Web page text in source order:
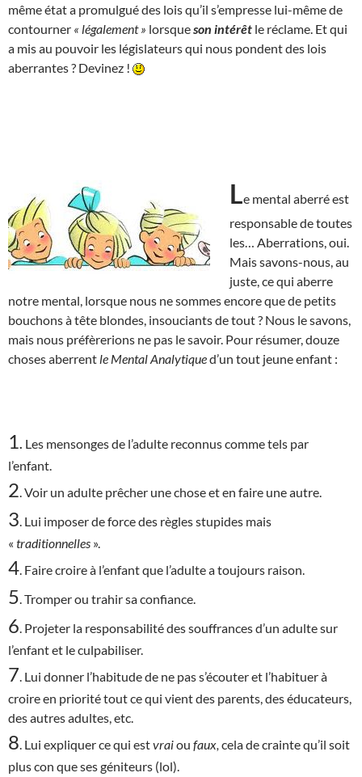
même état a promulgué des lois qu’il s’empresse lui-même de
contourner « légalement » lorsqueson intérêt le réclame. Et qui
a mis au pouvoir les législateurs qui nous pondent des lois
aberrantes ? Devinez !
Le mental aberré est
responsable de toutes
les… Aberrations, oui.
Mais savons-nous, au
juste, ce qui aberre
notre mental, lorsque nous ne sommes encore que de petits
bouchons à tête blondes, insouciants de tout ? Nous le savons,
mais nous préfèrerions ne pas le savoir. Pour résumer, douze
choses aberrent le Mental Analytiqued’un tout jeune enfant :
1
Les mensonges de l’adulte reconnus comme tels par
l’enfant.
2 . Voir un adulte prêcher une chose et en faire une autre.
3 . Lui imposer de force des règles stupides mais
« traditionnelles ».
4 . Faire croire à l’enfant que l’adulte a toujours raison.
5 . Tromper ou trahir sa confiance.
6 . Projeter la responsabilité des souffrances d’un adulte sur
l’enfant et le culpabiliser.
7 . Lui donner l’habitude de ne pas s’écouter et l’habituer à
croire en priorité tout ce qui vient des parents, des éducateurs,
des autres adultes, etc.
8 . Lui expliquer ce qui estvraiou faux, cela de crainte qu’il soit
plus con que ses géniteurs (lol).